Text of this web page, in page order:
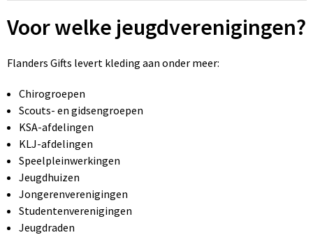
Voor welke jeugdverenigingen?
Flanders Gifts levert kleding aan onder meer:
Chirogroepen
Scouts- en gidsengroepen
KSA-afdelingen
KLJ-afdelingen
Speelpleinwerkingen
Jeugdhuizen
Jongerenverenigingen
Studentenverenigingen
Jeugdraden